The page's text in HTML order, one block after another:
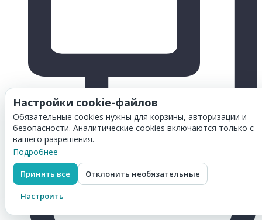
Настройки cookie-файлов
Обязательные cookies нужны для корзины, авторизации и
безопасности. Аналитические cookies включаются только с
вашего разрешения.
Подробнее
Принять все Отклонить необязательные
Настроить